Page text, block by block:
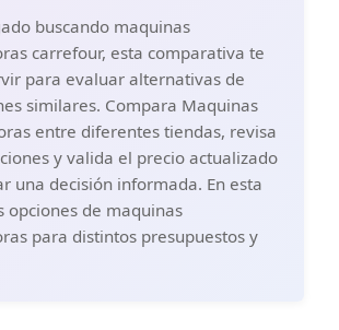
ideal para proyectos de costura
calidad
compacto y ligero - Con sus
de 38x35x40 cm, la
ofrece un diseño compacto
Esta característica la hace
para espacios de costura pequeños
transportarla fácilmente a clases
A pesar de su tamaño y peso
esta máquina de coser Overlock
su rendimiento,
una potencia de 120W.
buscando maquinas
carrefour, esta comparativa te
para evaluar alternativas de
similares. Compara Maquinas
entre diferentes tiendas, revisa
y valida el precio actualizado
una decisión informada. En esta
opciones de maquinas
para distintos presupuestos y